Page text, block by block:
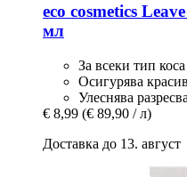
eco cosmetics
мл
За всеки тип коса
Осигурява
Улеснява
€ 8,99 (€ 89,90 / л)
Доставка до 13. август